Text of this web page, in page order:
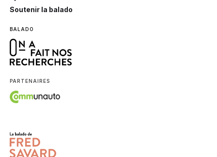
Soutenir la balado
BALADO
PARTENAIRES